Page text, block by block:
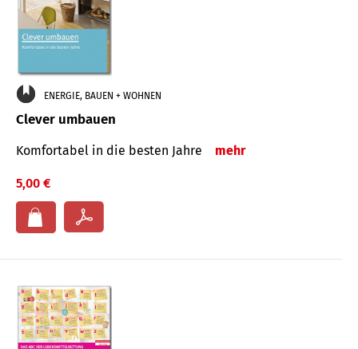
ENERGIE, BAUEN + WOHNEN
Clever umbauen
Komfortabel in die besten Jahre mehr
5,00 €